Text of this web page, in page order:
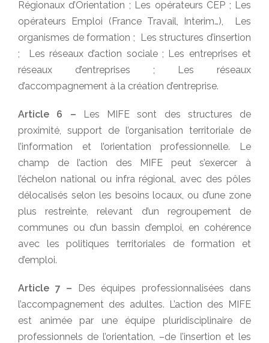
Régionaux d’Orientation ; Les opérateurs CEP ; Les
opérateurs Emploi (France Travail, Interim…), Les
organismes de formation ; Les structures d’insertion
; Les réseaux d’action sociale ; Les entreprises et
réseaux d’entreprises ; Les réseaux
d’accompagnement à la création d’entreprise.
Article 6 –
Les MIFE sont des structures de
proximité, support de l’organisation territoriale de
l’information et l’orientation professionnelle. Le
champ de l’action des MIFE peut s’exercer à
l’échelon national ou infra régional, avec des pôles
délocalisés selon les besoins locaux, ou d’une zone
plus restreinte, relevant d’un regroupement de
communes ou d’un bassin d’emploi, en cohérence
avec les politiques territoriales de formation et
d’emploi.
Article 7 –
Des équipes professionnalisées dans
l’accompagnement des adultes. L’action des MIFE
est animée par une équipe pluridisciplinaire de
professionnels de l’orientation, –de l’insertion et les